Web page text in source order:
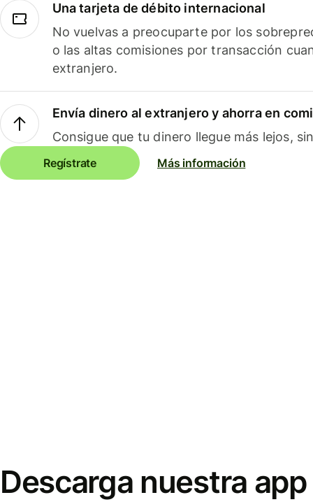
Una tarjeta de débito internacional
No vuelvas a preocuparte por los
o las altas comisiones por transacción
extranjero.
Envía dinero al extranjero y ahorra en
Consigue que tu dinero llegue más lejos,
Regístrate Más información
Descarga nuestra